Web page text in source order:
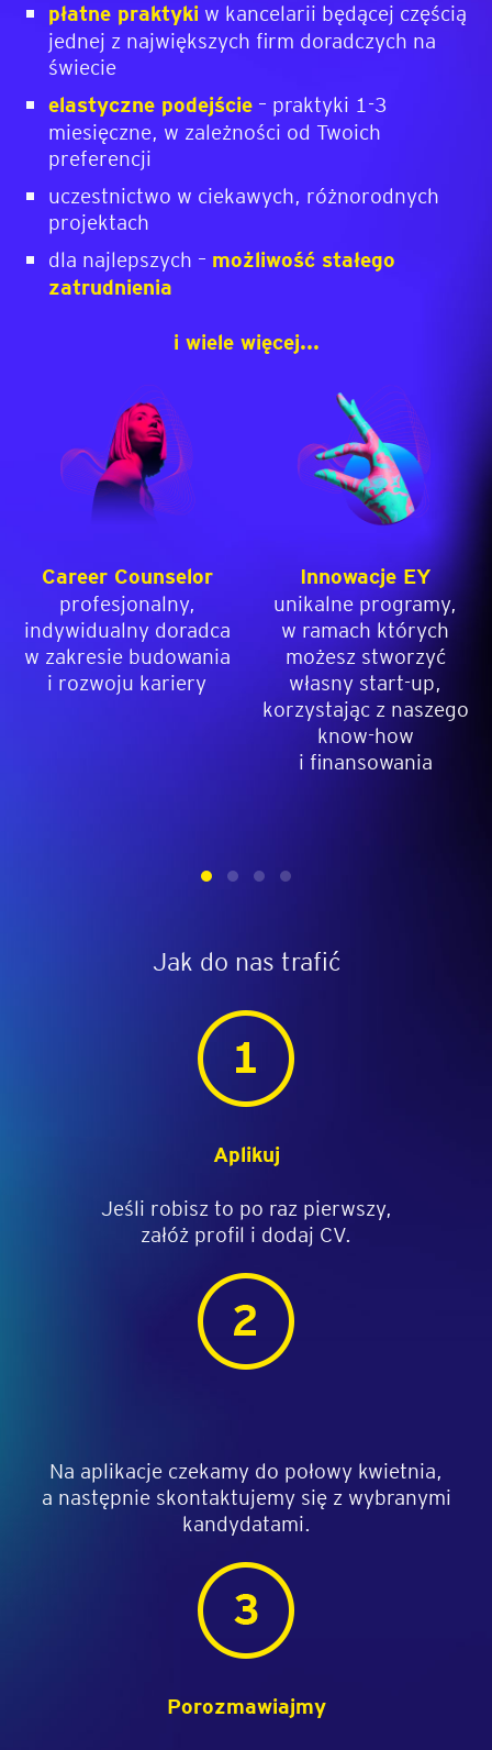
płatne praktyki w kancelarii będącej częścią
jednej z największych firm doradczych na
świecie
elastyczne podejście – praktyki 1-3
miesięczne, w zależności od Twoich
preferencji
uczestnictwo w ciekawych, różnorodnych
projektach
dla najlepszych – możliwość stałego
zatrudnienia
i wiele więcej...
Career Counselor
profesjonalny,
indywidualny doradca
w zakresie budowania
i rozwoju kariery
Innowacje EY
unikalne programy,
w ramach których
możesz stworzyć
własny start-up,
korzystając z naszego
know-how
i finansowania
Jak do nas trafić
Aplikuj
Jeśli robisz to po raz pierwszy,
załóż profil i dodaj CV.
Na aplikacje czekamy do połowy kwietnia,
a następnie skontaktujemy się z wybranymi
kandydatami.
Porozmawiajmy